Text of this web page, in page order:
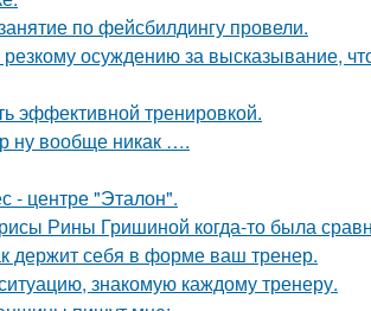
по фейсбилдингу провели.
осуждению за высказывание,
эффективной тренировкой.
ну вообще никак ….
- центре "Эталон".
Рины Гришиной когда-то была
держит себя в форме ваш тренер.
знакомую каждому тренеру.